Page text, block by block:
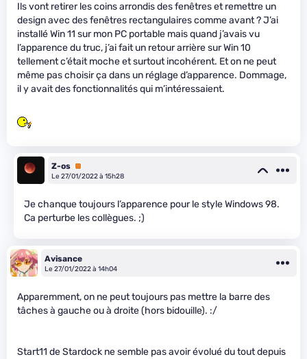
Ils vont retirer les coins arrondis des fenêtres et remettre un
design avec des fenêtres rectangulaires comme avant ? J’ai
installé Win 11 sur mon PC portable mais quand j’avais vu
l’apparence du truc, j’ai fait un retour arrière sur Win 10
tellement c’était moche et surtout incohérent. Et on ne peut
même pas choisir ça dans un réglage d’apparence. Dommage,
il y avait des fonctionnalités qui m’intéressaient.
Z-os Premium
Le 27/01/2022 à 15h28
Je chanque toujours l’apparence pour le style Windows 98.
Ca perturbe les collègues. ;)
Avisance
Le 27/01/2022 à 14h04
Apparemment, on ne peut toujours pas mettre la barre des
tâches à gauche ou à droite (hors bidouille). :/
Start11 de Stardock ne semble pas avoir évolué du tout depuis